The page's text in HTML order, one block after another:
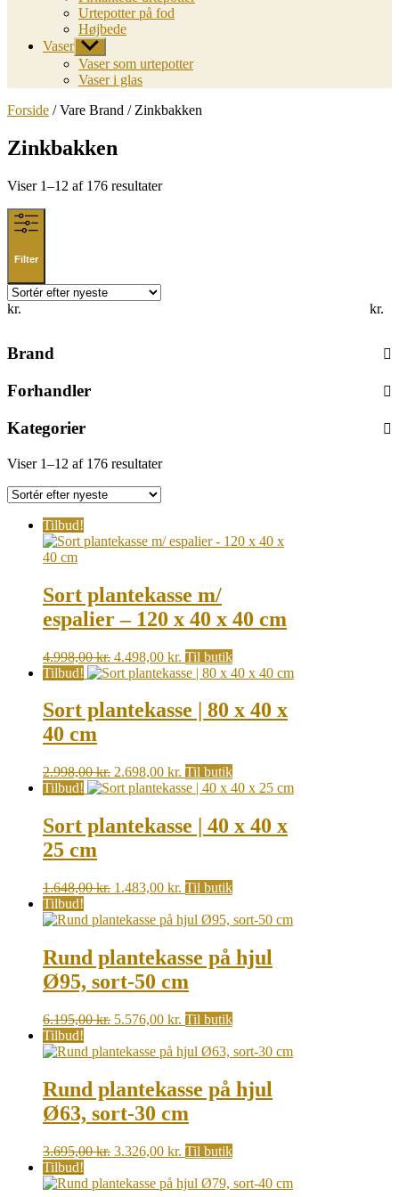
Urtepotter på fod
Højbede
Vaser Vis
undermenu
Vaser som urtepotter
Vaser i glas
Forside / Vare Brand / Zinkbakken
Zinkbakken
Viser 1–12 af 176 resultaterSorted
Filter
kr. kr.
Brand
Forhandler
Kategorier
Viser 1–12 af 176 resultaterSorted
Tilbud!
Sort plantekasse m/
espalier – 120 x 40 x 40 cm
4.998,00kr. Original
price
4.998,00 kr..
4.498,00 kr. Current
price
4.498,00 kr..
Til butik
Tilbud!
Sort plantekasse | 80 x 40 x
40 cm
2.998,00kr. Original
price
2.998,00 kr..
2.698,00 kr. Current
price
2.698,00 kr..
Til butik
Tilbud!
Sort plantekasse | 40 x 40 x
25 cm
1.648,00kr. Original
was:
1.483,00 kr. Current
is:
Til butik
Tilbud!
Rund plantekasse på hjul
Ø95, sort-50 cm
6.195,00kr. Original
was:
5.576,00 kr. Current
is:
Til butik
Tilbud!
Rund plantekasse på hjul
Ø63, sort-30 cm
3.695,00kr. Original
was:
3.326,00 kr. Current
is:
Til butik
Tilbud!